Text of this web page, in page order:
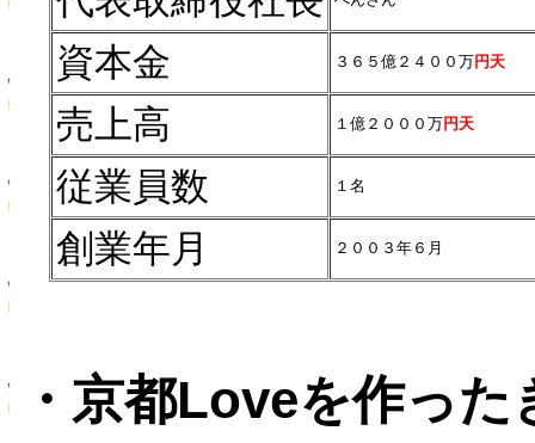
資本金 ３６５億２４００万円天
売上高 １億２０００万円天
従業員数 １名
創業年月 ２００３年６月
・京都Loveを作った